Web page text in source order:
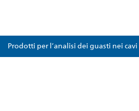
Prodotti per l’analisi dei guasti nei cavi